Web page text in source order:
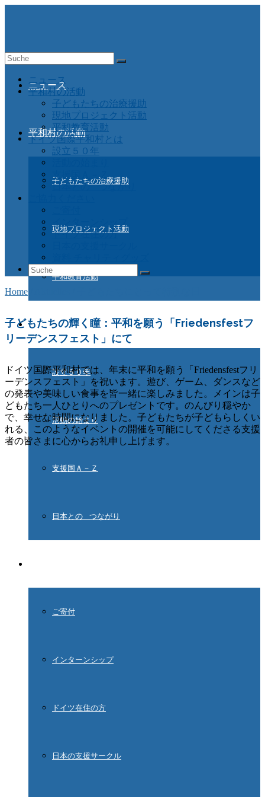
ニュース
平和村の活動
子どもたちの治療援助
現地プロジェクト活動
平和教育活動
ドイツ国際平和村とは
設立５０年
活動の始まり
支援国Ａ－Ｚ
日本との つながり
ご寄付
インターンシップ
ドイツ在住の方
日本の支援サークル
Suche
ニュース
平和村の活動
子どもたちの治療援助
現地プロジェクト活動
平和教育活動
ドイツ国際平和村とは
設立５０年
支援国Ａ－Ｚ
日本との つながり
インターンシップ
ドイツ在住の方
Suche
nach:
Home
子どもたちの輝く瞳：平和を願う「 Friedensfestフ
リーデンスフェスト」にて
ドイツ国際平和村では、年末に平和を願う「Friedensfestフリ
ーデンスフェスト」を祝います。遊び、ゲーム、ダンスなど
の発表や美味しい食事を皆一緒に楽しみました。メインは子
どもたち一人ひとりへのプレゼントです。のんびり穏やか
で、幸せな時間になりました。子どもたちが子どもらしくい
れる、このようなイベントの開催を可能にしてくださる支援
者の皆さまに心からお礼申し上げます。​